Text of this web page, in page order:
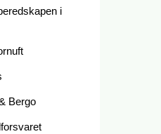
i
Bergo